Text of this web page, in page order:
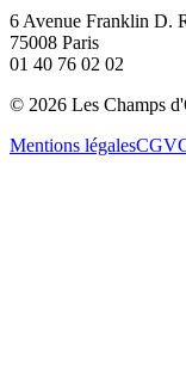
6 Avenue Franklin D.
75008 Paris
01 40 76 02 02
© 2026 Les Champs
Mentions légalesCGV